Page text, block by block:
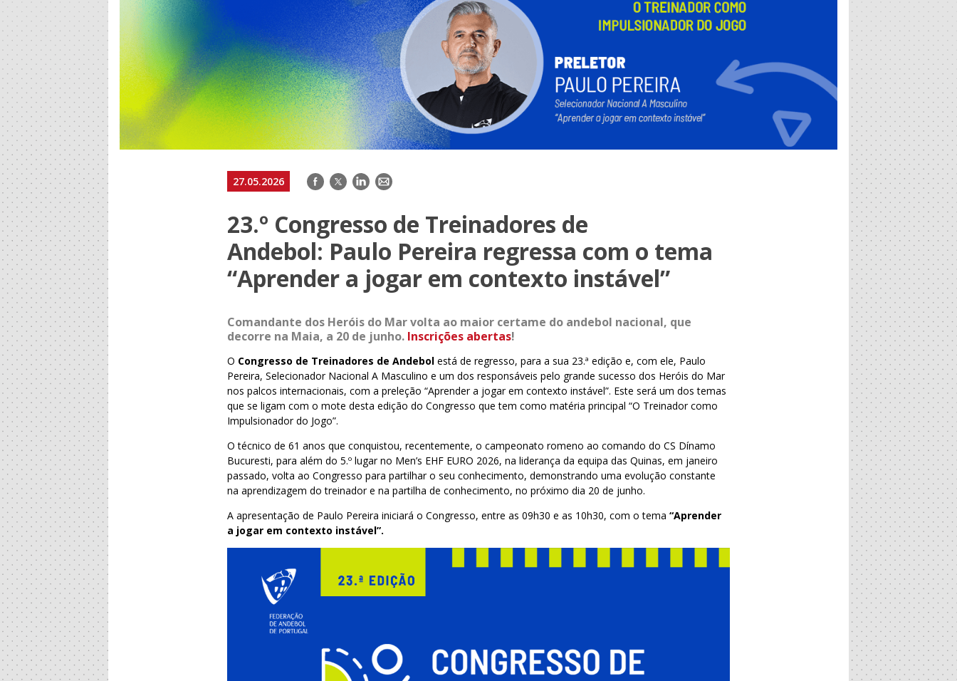
27.05.2026 Facebook
TwitterLinkedIn
E-
23.º Congresso de Treinadores de
Andebol: Paulo Pereira regressa com o tema
“Aprender a jogar em contexto instável”
Comandante dos Heróis do Mar volta ao maior certame do andebol nacional, que
decorre na Maia, a 20 de junho. Inscrições abertas!
O Congresso de Treinadores de Andebol está de regresso, para a sua 23.ª edição e, com ele, Paulo
Pereira, Selecionador Nacional A Masculino e um dos responsáveis pelo grande sucesso dos Heróis do Mar
nos palcos internacionais, com a preleção “Aprender a jogar em contexto instável”. Este será um dos temas
que se ligam com o mote desta edição do Congresso que tem como matéria principal “O Treinador como
Impulsionador do Jogo”.
O técnico de 61 anos que conquistou, recentemente, o campeonato romeno ao comando do CS Dínamo
Bucuresti, para além do 5.º lugar no Men’s EHF EURO 2026, na liderança da equipa das Quinas, em janeiro
passado, volta ao Congresso para partilhar o seu conhecimento, demonstrando uma evolução constante
na aprendizagem do treinador e na partilha de conhecimento, no próximo dia 20 de junho.
A apresentação de Paulo Pereira iniciará o Congresso, entre as 09h30 e as 10h30, com o tema“Aprender
a jogar em contexto instável”.